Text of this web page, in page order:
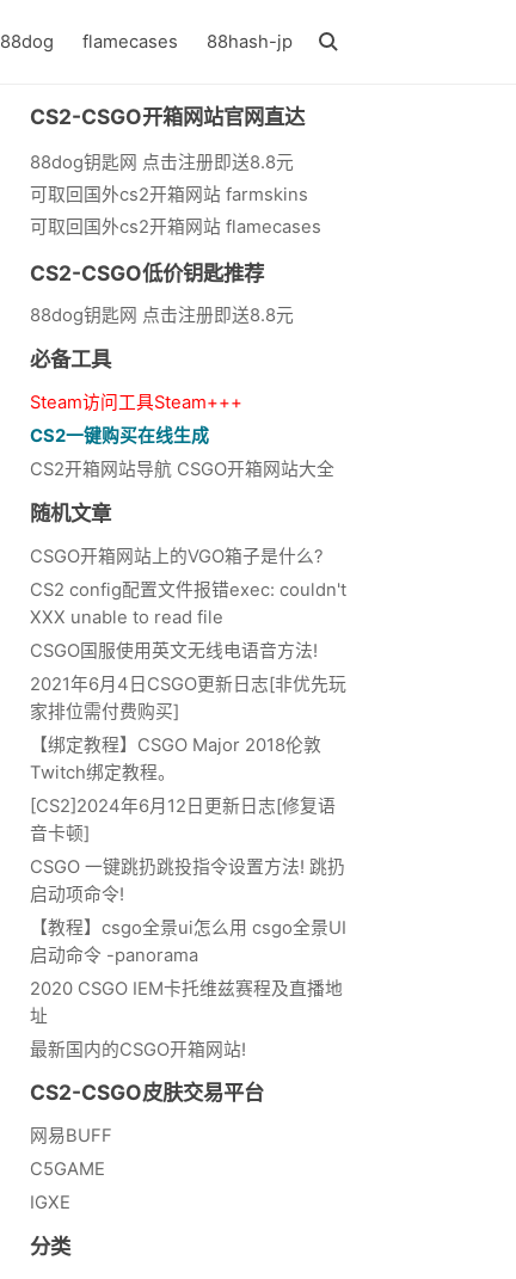
88dog flamecases 88hash-jp
CS2-CSGO开箱网站官网直达
88dog钥匙网 点击注册即送8.8元
可取回国外cs2开箱网站 farmskins
可取回国外cs2开箱网站 flamecases
CS2-CSGO低价钥匙推荐
88dog钥匙网 点击注册即送8.8元
必备工具
Steam访问工具Steam+++
CS2一键购买在线生成
CS2开箱网站导航 CSGO开箱网站大全
随机文章
CSGO开箱网站上的VGO箱子是什么?
CS2 config配置文件报错exec: couldn't
XXX unable to read file
CSGO国服使用英文无线电语音方法!
2021年6月4日CSGO更新日志[非优先玩
家排位需付费购买]
【绑定教程】CSGO Major 2018伦敦
Twitch绑定教程。
[CS2]2024年6月12日更新日志[修复语
音卡顿]
CSGO 一键跳扔跳投指令设置方法! 跳扔
启动项命令!
【教程】csgo全景ui怎么用 csgo全景UI
启动命令 -panorama
2020 CSGO IEM卡托维兹赛程及直播地
址
最新国内的CSGO开箱网站!
CS2-CSGO皮肤交易平台
网易BUFF
C5GAME
IGXE
分类